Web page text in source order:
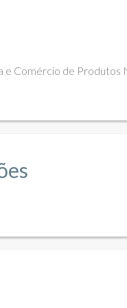
e Comércio de Produtos